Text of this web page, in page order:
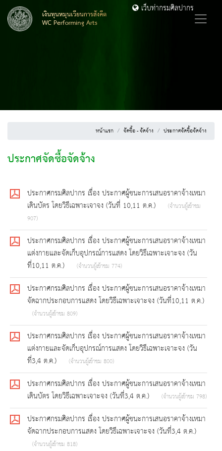
เงินทุนหมุนเวียนการสังคีต
WC Performing Arts
เว็บท่ากรมศิลปากร
หน้าแรก จัดซื้อ - จัดจ้าง ประกาศจัดซื้อจัดจ้าง
ประกาศจัดซื้อจัดจ้าง
ประกาศกรมศิลปากร เรื่อง ประกาศผู้ชนะการเสนอราคาจ้างเหมา
เดินบัตร โดยวิธีเฉพาะเจาจง (วันที่ 10,11 ต.ค.)
(จำนวนผู้เข้าชม
907)
ประกาศกรมศิลปากร เรื่อง ประกาศผู้ชนะการเสนอราคาจ้างเหมา
แต่งกายและจัดเก็บอุปกรณ์การแสดง โดยวิธีเฉพาะเจาะจง (วัน
ที่10,11 ต.ค.)
(จำนวนผู้เข้าชม 774)
ประกาศกรมศิลปากร เรื่อง ประกาศผู้ชนะการเสนอราคาจ้างเหมา
จัดฉากประกอบการแสดง โดยวิธีเฉพาะเจาะจง (วันที่10,11 ต.ค.)
(จำนวนผู้เข้าชม 809)
ประกาศกรมศิลปากร เรื่อง ประกาศผู้ชนะการเสนอราคาจ้างเหมา
แต่งกายและจัดเก็บอุปกรณ์การแสดง โดยวิธีเฉพาะเจาะจง (วัน
ที่3,4 ต.ค.)
(จำนวนผู้เข้าชม 800)
ประกาศกรมศิลปากร เรื่อง ประกาศผู้ชนะการเสนอราคาจ้างเหมา
เดินบัตร โดยวิธีเฉพาะเจาะจง (วันที่3,4 ต.ค.)
(จำนวนผู้เข้าชม 798)
ประกาศกรมศิลปากร เรื่อง ประกาศผู้ชนะการเสนอราคาจ้างเหมา
จัดฉากประกอบการแสดง โดยวิธีเฉพาะเจาะจง (วันที่3,4 ต.ค.)
(จำนวนผู้เข้าชม 818)